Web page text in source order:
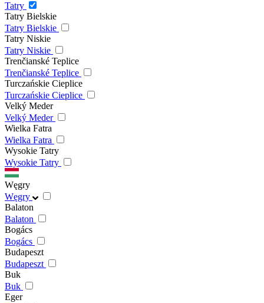
Tatry
Tatry Bielskie
Tatry Bielskie
Tatry Niskie
Tatry Niskie
Trenčianské Teplice
Trenčianské Teplice
Turczańskie Cieplice
Turczańskie Cieplice
Velký Meder
Velký Meder
Wielka Fatra
Wielka Fatra
Wysokie Tatry
Wysokie Tatry
Węgry
Węgry
Balaton
Balaton
Bogács
Bogács
Budapeszt
Budapeszt
Buk
Buk
Eger